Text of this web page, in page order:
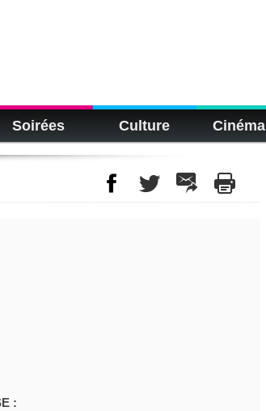
Soirées Culture Cinéma
: